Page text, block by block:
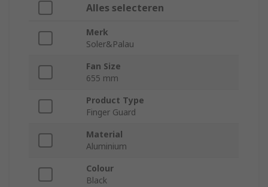
Alles selecteren
Merk
Soler&Palau
Fan Size
655 mm
Product Type
Finger Guard
Material
Aluminium
Colour
Black